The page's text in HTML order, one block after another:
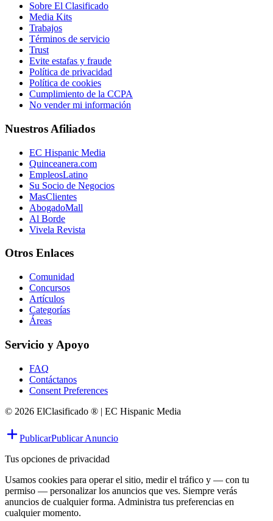
Sobre El Clasificado
Media Kits
Trabajos
Términos de servicio
Trust
Evite estafas y fraude
Política de privacidad
Política de cookies
Cumplimiento de la CCPA
No vender mi información
Nuestros Afiliados
EC Hispanic Media
Quinceanera.com
EmpleosLatino
Su Socio de Negocios
MasClientes
AbogadoMall
Al Borde
Vivela Revista
Otros Enlaces
Comunidad
Concursos
Artículos
Categorías
Áreas
Servicio y Apoyo
FAQ
Contáctanos
Consent Preferences
© 2026 ElClasificado ® | EC Hispanic Media
PublicarPublicar Anuncio
Tus opciones de privacidad
Usamos cookies para operar el sitio, medir el tráfico y — con tu
permiso — personalizar los anuncios que ves. Siempre verás
anuncios de cualquier forma. Administra tus preferencias en
cualquier momento.